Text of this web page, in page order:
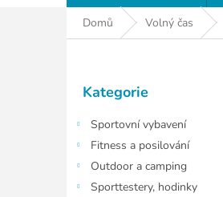
Domů Volný čas
P
kategorie
Kategorie
Sportovní vybavení
Fitness a posilování
Outdoor a camping
Sporttestery, hodinky